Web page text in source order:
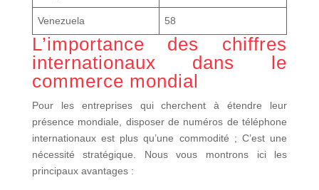
Venezuela 58
L’importance des chiffres
internationaux dans le
commerce mondial
Pour les entreprises qui cherchent à étendre leur
présence mondiale, disposer de numéros de téléphone
internationaux est plus qu’une commodité ; C’est une
nécessité stratégique. Nous vous montrons ici les
principaux avantages :